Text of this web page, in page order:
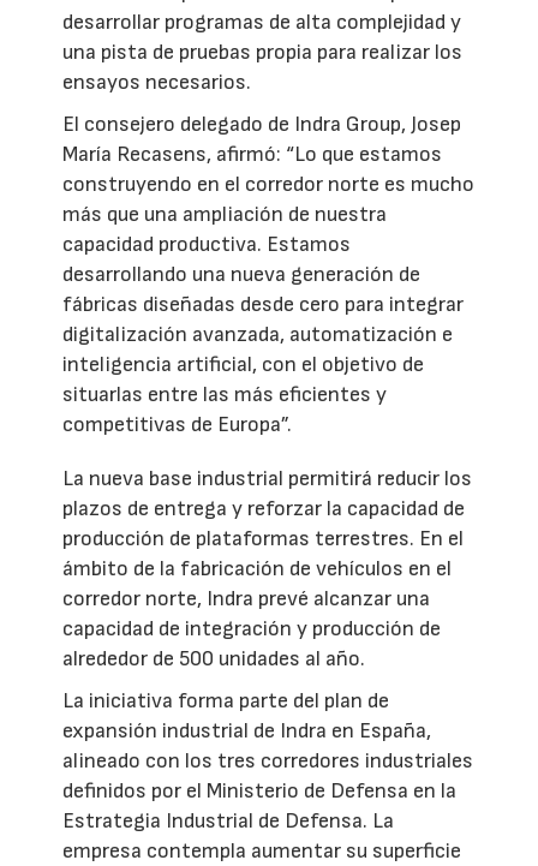
desarrollar programas de alta complejidad y
una pista de pruebas propia para realizar los
ensayos necesarios.
El consejero delegado de Indra Group, Josep
María Recasens, afirmó: “Lo que estamos
construyendo en el corredor norte es mucho
más que una ampliación de nuestra
capacidad productiva. Estamos
desarrollando una nueva generación de
fábricas diseñadas desde cero para integrar
digitalización avanzada, automatización e
inteligencia artificial, con el objetivo de
situarlas entre las más eficientes y
competitivas de Europa”.
La nueva base industrial permitirá reducir los
plazos de entrega y reforzar la capacidad de
producción de plataformas terrestres. En el
ámbito de la fabricación de vehículos en el
corredor norte, Indra prevé alcanzar una
capacidad de integración y producción de
alrededor de 500 unidades al año.
La iniciativa forma parte del plan de
expansión industrial de Indra en España,
alineado con los tres corredores industriales
definidos por el Ministerio de Defensa en la
Estrategia Industrial de Defensa. La
empresa contempla aumentar su superficie